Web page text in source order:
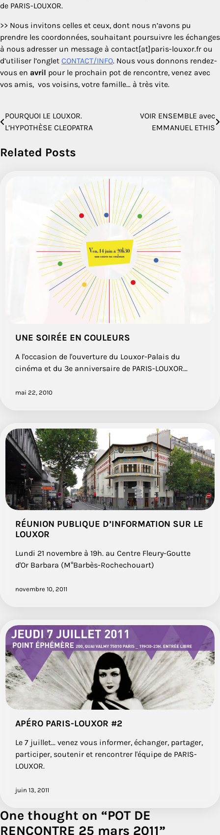
de PARIS-LOUXOR.
>> Nous invitons celles et ceux, dont nous n’avons pu
prendre les coordonnées, souhaitant poursuivre les échanges
à nous adresser un message à contact[at]paris-louxor.fr ou
d’utiliser l’onglet CONTACT/INFO. Nous vous donnons rendez-
vous en avril pour le prochain pot de rencontre, venez avec
vos amis, vos voisins, votre famille… à très vite.
Navigation
l’article
POURQUOI LE LOUXOR.
L’HYPOTHÈSE CLEOPATRA
VOIR ENSEMBLE avec
EMMANUEL ETHIS
Related Posts
UNE SOIRÉE EN COULEURS
A l'occasion de l'ouverture du Louxor-Palais du
cinéma et du 3e anniversaire de PARIS-LOUXOR...
mai 22, 2010
RÉUNION PUBLIQUE D’INFORMATION SUR LE
LOUXOR
Lundi 21 novembre à 19h. au Centre Fleury-Goutte
d'Or Barbara (M°Barbès-Rochechouart)
novembre 10, 2011
APÉRO PARIS-LOUXOR #2
Le 7 juillet... venez vous informer, échanger, partager,
participer, soutenir et rencontrer l'équipe de PARIS-
LOUXOR.
juin 13, 2011
One thought on “POT DE
RENCONTRE 25 mars 2011”